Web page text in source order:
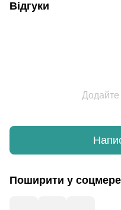
Відгуки
Додайте
Поширити у